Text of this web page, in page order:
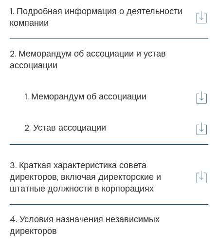
1. Подробная информация о деятельности
компании
2. Меморандум об ассоциации и устав
ассоциации
1. Меморандум об ассоциации
2. Устав ассоциации
3. Краткая характеристика совета
директоров, включая директорские и
штатные должности в корпорациях
4. Условия назначения независимых
директоров